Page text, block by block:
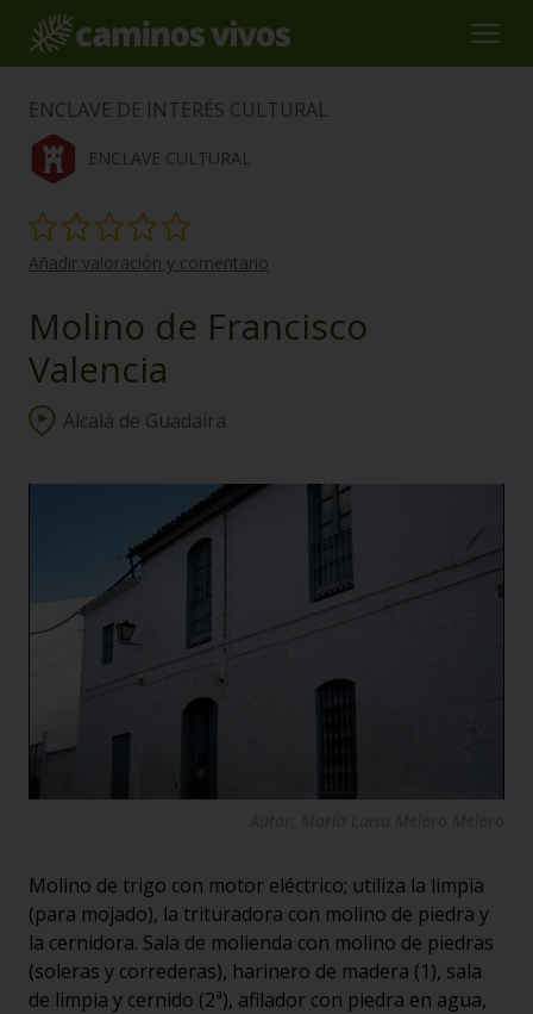
ENCLAVE DE INTERÉS CULTURAL
ENCLAVE CULTURAL
Añadir valoración y comentario
Molino de Francisco
Valencia
Alcalá de Guadaira
Molino de trigo con motor eléctrico; utiliza la limpia
(para mojado), la trituradora con molino de piedra y
la cernidora. Sala de molienda con molino de piedras
(soleras y correderas), harinero de madera (1), sala
de limpia y cernido (2ª), afilador con piedra en agua,